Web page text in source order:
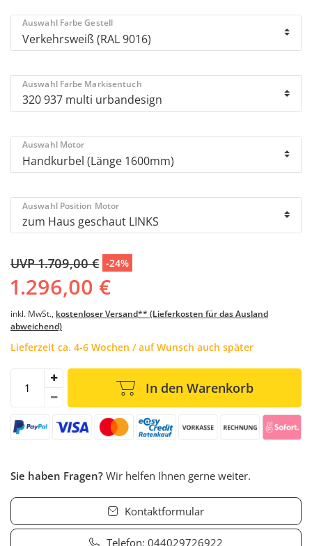
Auswahl Farbe Gestell
Auswahl Farbe Markisentuch
Auswahl Motor
Auswahl Position Motor
UVP 1.709,00 € -24%
1.296,00 €
inkl. MwSt., kostenloser Versand** (Lieferkosten für das Ausland
abweichend)
Lieferzeit ca. 4-6 Wochen / auf Wunsch auch später
In den Warenkorb
Sie haben Fragen? Wir helfen Ihnen gerne weiter.
Kontaktformular
Telefon: 044029726922